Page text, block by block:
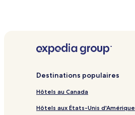
Destinations populaires
Hôtels au Canada
Hôtels aux États-Unis d'Amérique